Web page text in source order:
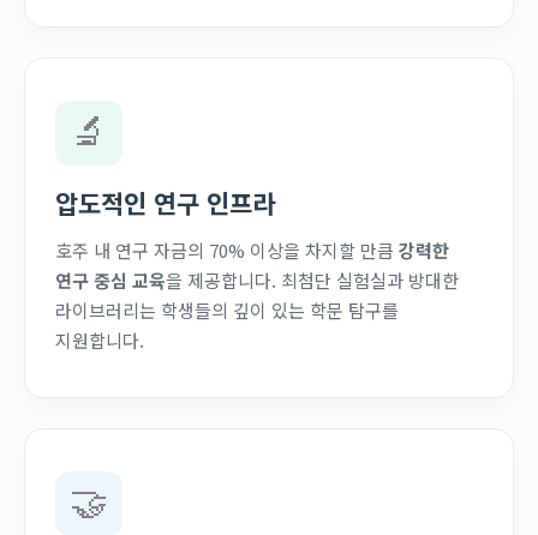
🔬
압도적인 연구 인프라
호주 내 연구 자금의 70% 이상을 차지할 만큼 강력한
연구 중심 교육을 제공합니다. 최첨단 실험실과 방대한
라이브러리는 학생들의 깊이 있는 학문 탐구를
지원합니다.
🤝